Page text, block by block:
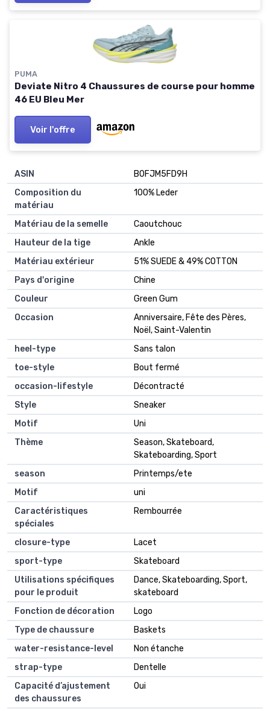
PUMA
Deviate Nitro 4 Chaussures de course pour homme
46 EU Bleu Mer
Voir l'offre
ASIN
B0FJM5FD9H
Composition du
matériau
100% Leder
Matériau de la semelle
Caoutchouc
Hauteur de la tige
Ankle
Matériau extérieur
51% SUEDE & 49% COTTON
Pays d'origine
Chine
Couleur
Green Gum
Occasion
Anniversaire, Fête des Pères,
Noël, Saint-Valentin
heel-type
Sans talon
toe-style
Bout fermé
occasion-lifestyle
Décontracté
Style
Sneaker
Motif
Uni
Thème
Season, Skateboard,
Skateboarding, Sport
season
Printemps/ete
Motif
uni
Caractéristiques
spéciales
Rembourrée
closure-type
Lacet
sport-type
Skateboard
Utilisations spécifiques
pour le produit
Dance, Skateboarding, Sport,
skateboard
Fonction de décoration
Logo
Type de chaussure
Baskets
water-resistance-level
Non étanche
strap-type
Dentelle
Capacité d’ajustement
des chaussures
Oui